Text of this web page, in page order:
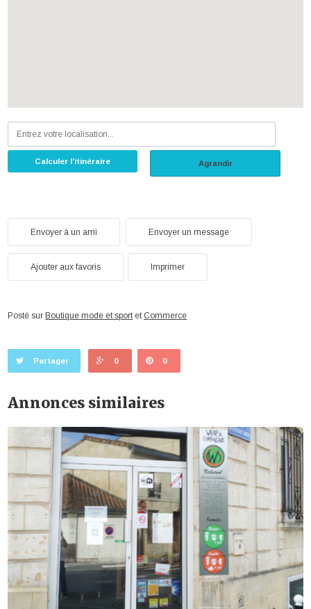
Calculer l’itinéraire Agrandir
Envoyer à un ami Envoyer un message
Ajouter aux favoris Imprimer
Posté surBoutique mode et sport et Commerce
Partager 0 0
Annonces similaires